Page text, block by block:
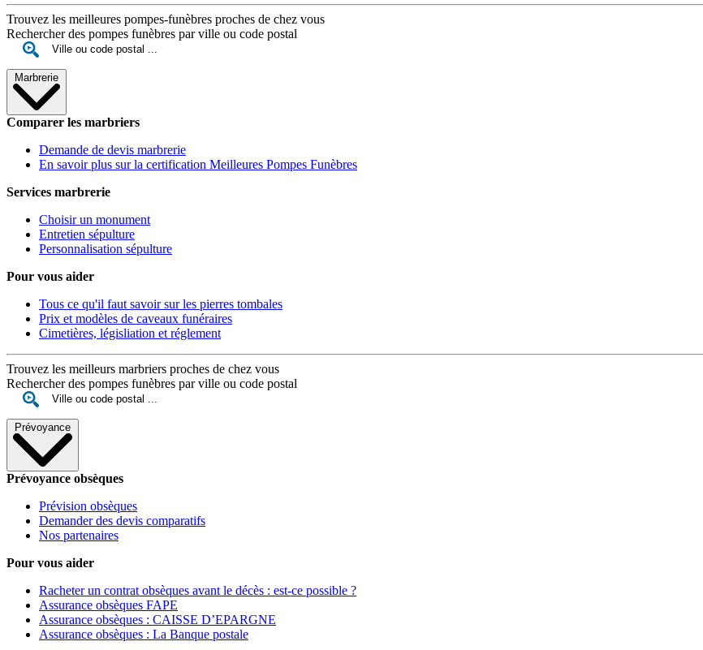
Trouvez les meilleures pompes-funèbres proches de chez vous
Rechercher des pompes funèbres par ville ou code postal
Marbrerie
Comparer les marbriers
Demande de devis marbrerie
En savoir plus sur la certification Meilleures Pompes Funèbres
Services marbrerie
Choisir un monument
Entretien sépulture
Personnalisation sépulture
Pour vous aider
Tous ce qu'il faut savoir sur les pierres tombales
Prix et modèles de caveaux funéraires
Cimetières, législiation et réglement
Trouvez les meilleurs marbriers proches de chez vous
Rechercher des pompes funèbres par ville ou code postal
Prévoyance
Prévoyance obsèques
Prévision obsèques
Demander des devis comparatifs
Nos partenaires
Pour vous aider
Racheter un contrat obsèques avant le décès : est-ce possible ?
Assurance obsèques FAPE
Assurance obsèques : CAISSE D’EPARGNE
Assurance obsèques : La Banque postale